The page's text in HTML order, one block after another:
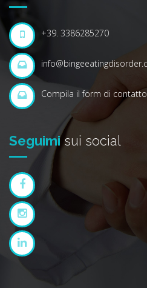
+39. 3386285270
Compila il form di contatto
Seguimisui social